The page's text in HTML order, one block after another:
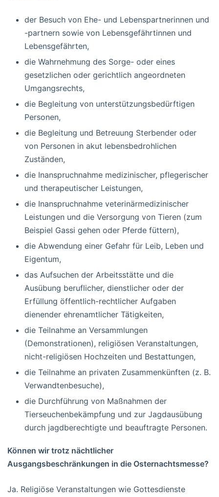
der Besuch von Ehe- und Lebenspartnerinnen und
-partnern sowie von Lebensgefährtinnen und
Lebensgefährten,
die Wahrnehmung des Sorge- oder eines
gesetzlichen oder gerichtlich angeordneten
Umgangsrechts,
die Begleitung von unterstützungsbedürftigen
Personen,
die Begleitung und Betreuung Sterbender oder
von Personen in akut lebensbedrohlichen
Zuständen,
die Inanspruchnahme medizinischer, pflegerischer
und therapeutischer Leistungen,
die Inanspruchnahme veterinärmedizinischer
Leistungen und die Versorgung von Tieren (zum
Beispiel Gassi gehen oder Pferde füttern),
die Abwendung einer Gefahr für Leib, Leben und
Eigentum,
das Aufsuchen der Arbeitsstätte und die
Ausübung beruflicher, dienstlicher oder der
Erfüllung öffentlich-rechtlicher Aufgaben
dienender ehrenamtlicher Tätigkeiten,
die Teilnahme an Versammlungen
(Demonstrationen), religiösen Veranstaltungen,
nicht-religiösen Hochzeiten und Bestattungen,
die Teilnahme an privaten Zusammenkünften (z. B.
Verwandtenbesuche),
die Durchführung von Maßnahmen der
Tierseuchenbekämpfung und zur Jagdausübung
durch jagdberechtigte und beauftragte Personen.
Können wir trotz nächtlicher
Ausgangsbeschränkungen in die Osternachtsmesse?
Ja. Religiöse Veranstaltungen wie Gottesdienste